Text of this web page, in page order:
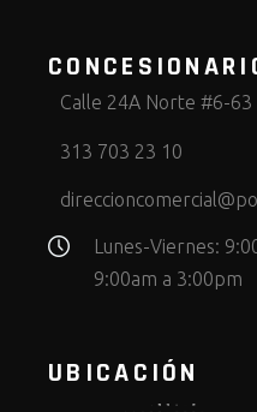
Calle 24A Norte #6-63
313 703 23 10
Lunes-Viernes:
9:00am a 3:00pm
UBICACIÓN